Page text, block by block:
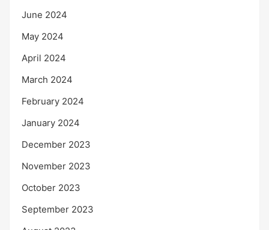
June 2024
May 2024
April 2024
March 2024
February 2024
January 2024
December 2023
November 2023
October 2023
September 2023